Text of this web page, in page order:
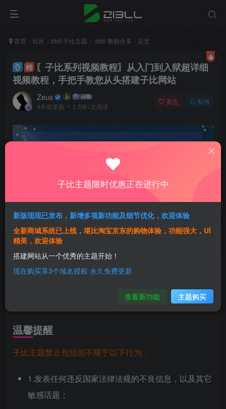
首页 社区 zibll 子比主题 zibll 教程分享 正文
精 〖子比系列视频教程〗从入门到入狱超详细
视频教程，手把手教您从头搭建子比网站
Zeus
4年前更新 1.5W+次阅读
关注 私信
前言
本书介绍了子比主题从入门开始的全套保姆级教程，适
合一窍不懂的小白食用，本书教程依赖于子比主题v6.6版
温馨提醒
子比主题禁止包括但不限于以下行为：
1.发表任何违反国家法律法规的不良信息，以及其它
敏感话题；
子比主题限时优惠正在进行中
新版现现已发布，新增多项新功能及细节优化，欢迎体验
全新商城系统已上线，堪比淘宝京东的购物体验，功能强大，UI
精美，欢迎体验
搭建网站从一个优秀的主题开始！
现在购买享3个域名授权 永久免费更新
查看新功能 主题购买